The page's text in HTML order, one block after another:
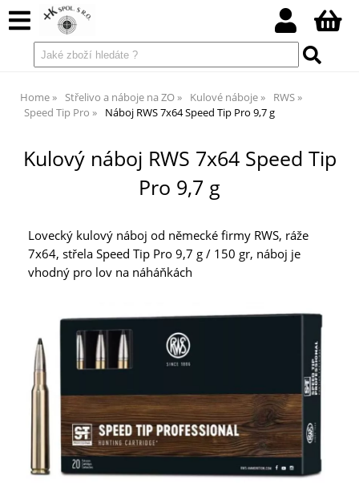
Home Střelivo a náboje na ZO Kulové náboje
RWS
Speed Tip Pro
Náboj RWS 7x64 Speed Tip Pro 9,7 g
Kulový náboj RWS 7x64 Speed Tip
Pro 9,7 g
Lovecký kulový náboj od německé firmy RWS, ráže
7x64, střela Speed Tip Pro 9,7 g / 150 gr, náboj je
vhodný pro lov na náháňkách